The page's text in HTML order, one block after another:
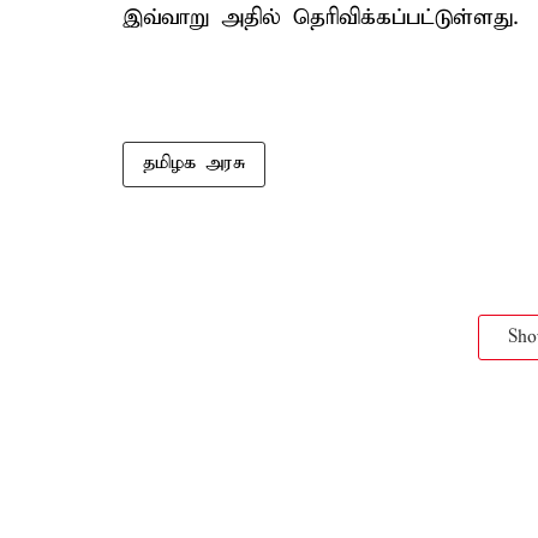
இவ்வாறு அதில் தெரிவிக்கப்பட்டுள்ளது.
தமிழக அரசு